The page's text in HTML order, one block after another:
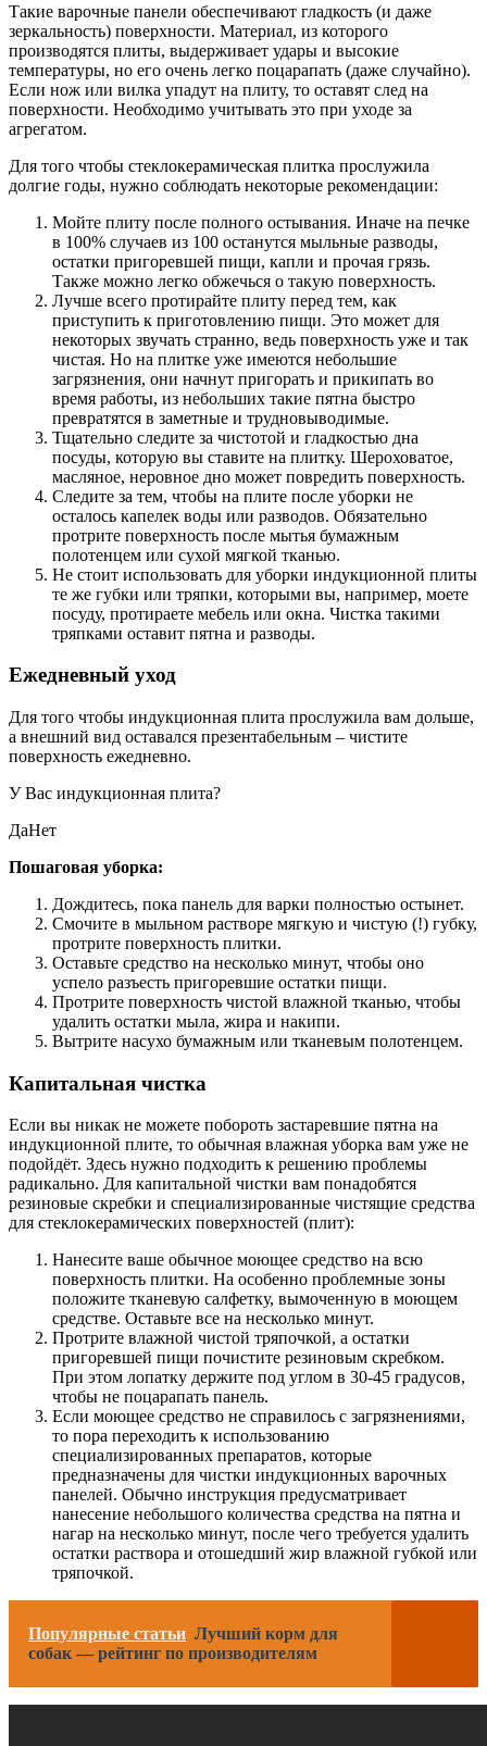
Такие варочные панели обеспечивают гладкость (и даже
зеркальность) поверхности. Материал, из которого
производятся плиты, выдерживает удары и высокие
температуры, но его очень легко поцарапать (даже случайно).
Если нож или вилка упадут на плиту, то оставят след на
поверхности. Необходимо учитывать это при уходе за
агрегатом.
Для того чтобы стеклокерамическая плитка прослужила
долгие годы, нужно соблюдать некоторые рекомендации:
Мойте плиту после полного остывания. Иначе на печке
в 100% случаев из 100 останутся мыльные разводы,
остатки пригоревшей пищи, капли и прочая грязь.
Также можно легко обжечься о такую поверхность.
Лучше всего протирайте плиту перед тем, как
приступить к приготовлению пищи. Это может для
некоторых звучать странно, ведь поверхность уже и так
чистая. Но на плитке уже имеются небольшие
загрязнения, они начнут пригорать и прикипать во
время работы, из небольших такие пятна быстро
превратятся в заметные и трудновыводимые.
Тщательно следите за чистотой и гладкостью дна
посуды, которую вы ставите на плитку. Шероховатое,
масляное, неровное дно может повредить поверхность.
Следите за тем, чтобы на плите после уборки не
осталось капелек воды или разводов. Обязательно
протрите поверхность после мытья бумажным
полотенцем или сухой мягкой тканью.
Не стоит использовать для уборки индукционной плиты
те же губки или тряпки, которыми вы, например, моете
посуду, протираете мебель или окна. Чистка такими
тряпками оставит пятна и разводы.
Ежедневный уход
Для того чтобы индукционная плита прослужила вам дольше,
а внешний вид оставался презентабельным – чистите
поверхность ежедневно.
У Вас индукционная плита?
ДаНет
Пошаговая уборка:
Дождитесь, пока панель для варки полностью остынет.
Смочите в мыльном растворе мягкую и чистую (!) губку,
протрите поверхность плитки.
Оставьте средство на несколько минут, чтобы оно
успело разъесть пригоревшие остатки пищи.
Протрите поверхность чистой влажной тканью, чтобы
удалить остатки мыла, жира и накипи.
Вытрите насухо бумажным или тканевым полотенцем.
Капитальная чистка
Если вы никак не можете побороть застаревшие пятна на
индукционной плите, то обычная влажная уборка вам уже не
подойдёт. Здесь нужно подходить к решению проблемы
радикально. Для капитальной чистки вам понадобятся
резиновые скребки и специализированные чистящие средства
для стеклокерамических поверхностей (плит):
Нанесите ваше обычное моющее средство на всю
поверхность плитки. На особенно проблемные зоны
положите тканевую салфетку, вымоченную в моющем
средстве. Оставьте все на несколько минут.
Протрите влажной чистой тряпочкой, а остатки
пригоревшей пищи почистите резиновым скребком.
При этом лопатку держите под углом в 30-45 градусов,
чтобы не поцарапать панель.
Если моющее средство не справилось с загрязнениями,
то пора переходить к использованию
специализированных препаратов, которые
предназначены для чистки индукционных варочных
панелей. Обычно инструкция предусматривает
нанесение небольшого количества средства на пятна и
нагар на несколько минут, после чего требуется удалить
остатки раствора и отошедший жир влажной губкой или
тряпочкой.
Популярные статьи Лучший корм для
собак — рейтинг по производителям